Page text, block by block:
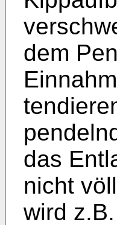
dem
das
nicht
wird